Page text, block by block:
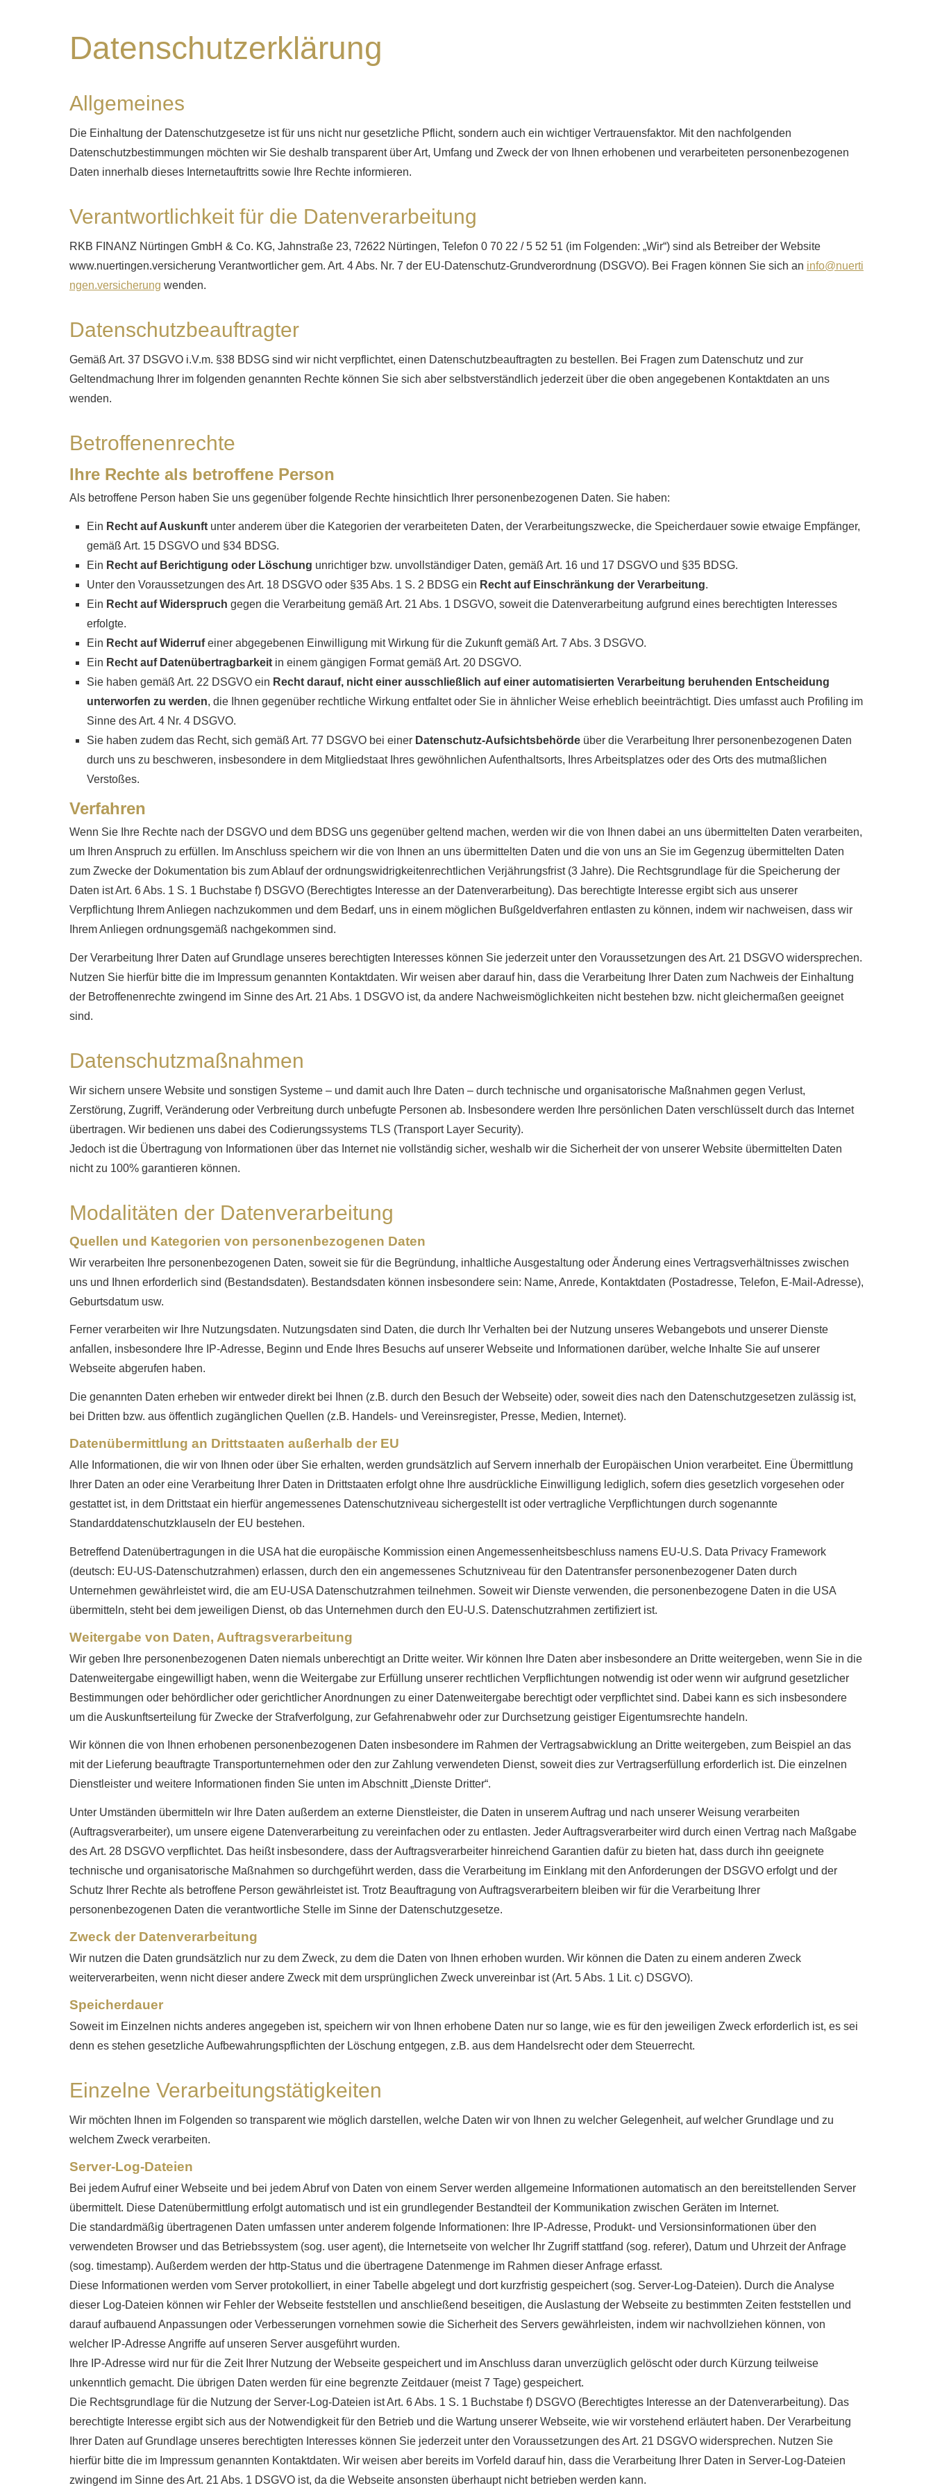
Datenschutzerklärung
Allgemeines
Die Einhaltung der Datenschutzgesetze ist für uns nicht nur gesetzliche Pflicht, sondern auch ein wichtiger Vertrauensfaktor. Mit den nachfolgenden
Datenschutzbestimmungen möchten wir Sie deshalb transparent über Art, Umfang und Zweck der von Ihnen erhobenen und verarbeiteten personenbezogenen
Daten innerhalb dieses Internetauftritts sowie Ihre Rechte informieren.
Verantwortlichkeit für die Datenverarbeitung
RKB FINANZ Nürtingen GmbH & Co. KG, Jahnstraße 23, 72622 Nürtingen, Telefon 0 70 22 / 5 52 51 (im Folgenden: „Wir“) sind als Betreiber der Website
www.nuertingen.versicherung Verantwortlicher gem. Art. 4 Abs. Nr. 7 der EU-Datenschutz-Grundverordnung (DSGVO). Bei Fragen können Sie sich an info@nuerti
ngen.versicherung wenden.
Datenschutzbeauftragter
Gemäß Art. 37 DSGVO i.V.m. §38 BDSG sind wir nicht verpflichtet, einen Datenschutzbeauftragten zu bestellen. Bei Fragen zum Datenschutz und zur
Geltendmachung Ihrer im folgenden genannten Rechte können Sie sich aber selbstverständlich jederzeit über die oben angegebenen Kontaktdaten an uns
wenden.
Betroffenenrechte
Ihre Rechte als betroffene Person
Als betroffene Person haben Sie uns gegenüber folgende Rechte hinsichtlich Ihrer personenbezogenen Daten. Sie haben:
Ein Recht auf Auskunft unter anderem über die Kategorien der verarbeiteten Daten, der Verarbeitungszwecke, die Speicherdauer sowie etwaige Empfänger,
gemäß Art. 15 DSGVO und §34 BDSG.
Ein Recht auf Berichtigung oder Löschung unrichtiger bzw. unvollständiger Daten, gemäß Art. 16 und 17 DSGVO und §35 BDSG.
Unter den Voraussetzungen des Art. 18 DSGVO oder §35 Abs. 1 S. 2 BDSG ein Recht auf Einschränkung der Verarbeitung.
Ein Recht auf Widerspruch gegen die Verarbeitung gemäß Art. 21 Abs. 1 DSGVO, soweit die Datenverarbeitung aufgrund eines berechtigten Interesses
erfolgte.
Ein Recht auf Widerrufeiner abgegebenen Einwilligung mit Wirkung für die Zukunft gemäß Art. 7 Abs. 3 DSGVO.
Ein Recht auf Datenübertragbarkeit in einem gängigen Format gemäß Art. 20 DSGVO.
Sie haben gemäß Art. 22 DSGVO ein Recht darauf, nicht einer ausschließlich auf einer automatisierten Verarbeitung beruhenden Entscheidung
unterworfen zu werden, die Ihnen gegenüber rechtliche Wirkung entfaltet oder Sie in ähnlicher Weise erheblich beeinträchtigt. Dies umfasst auch Profiling im
Sinne des Art. 4 Nr. 4 DSGVO.
Sie haben zudem das Recht, sich gemäß Art. 77 DSGVO bei einer Datenschutz-Aufsichtsbehörde über die Verarbeitung Ihrer personenbezogenen Daten
durch uns zu beschweren, insbesondere in dem Mitgliedstaat Ihres gewöhnlichen Aufenthaltsorts, Ihres Arbeitsplatzes oder des Orts des mutmaßlichen
Verstoßes.
Verfahren
Wenn Sie Ihre Rechte nach der DSGVO und dem BDSG uns gegenüber geltend machen, werden wir die von Ihnen dabei an uns übermittelten Daten verarbeiten,
um Ihren Anspruch zu erfüllen. Im Anschluss speichern wir die von Ihnen an uns übermittelten Daten und die von uns an Sie im Gegenzug übermittelten Daten
zum Zwecke der Dokumentation bis zum Ablauf der ordnungswidrigkeitenrechtlichen Verjährungsfrist (3 Jahre). Die Rechtsgrundlage für die Speicherung der
Daten ist Art. 6 Abs. 1 S. 1 Buchstabe f) DSGVO (Berechtigtes Interesse an der Datenverarbeitung). Das berechtigte Interesse ergibt sich aus unserer
Verpflichtung Ihrem Anliegen nachzukommen und dem Bedarf, uns in einem möglichen Bußgeldverfahren entlasten zu können, indem wir nachweisen, dass wir
Ihrem Anliegen ordnungsgemäß nachgekommen sind.
Der Verarbeitung Ihrer Daten auf Grundlage unseres berechtigten Interesses können Sie jederzeit unter den Voraussetzungen des Art. 21 DSGVO widersprechen.
Nutzen Sie hierfür bitte die im Impressum genannten Kontaktdaten. Wir weisen aber darauf hin, dass die Verarbeitung Ihrer Daten zum Nachweis der Einhaltung
der Betroffenenrechte zwingend im Sinne des Art. 21 Abs. 1 DSGVO ist, da andere Nachweismöglichkeiten nicht bestehen bzw. nicht gleichermaßen geeignet
sind.
Datenschutzmaßnahmen
Wir sichern unsere Website und sonstigen Systeme – und damit auch Ihre Daten – durch technische und organisatorische Maßnahmen gegen Verlust,
Zerstörung, Zugriff, Veränderung oder Verbreitung durch unbefugte Per­sonen ab. Insbesondere werden Ihre persönlichen Daten verschlüsselt durch das Internet
übertragen. Wir bedienen uns dabei des Codierungssystems TLS (Transport Layer Security).
Jedoch ist die Übertragung von Informationen über das Internet nie vollständig sicher, weshalb wir die Sicherheit der von unserer Website übermittelten Daten
nicht zu 100% garantieren können.
Modalitäten der Datenverarbeitung
Quellen und Kategorien von personenbezogenen Daten
Wir verarbeiten Ihre personenbezogenen Daten, soweit sie für die Begründung, inhaltliche Ausgestaltung oder Änderung eines Vertragsverhältnisses zwischen
uns und Ihnen erforderlich sind (Bestandsdaten). Bestandsdaten können insbesondere sein: Name, Anrede, Kontaktdaten (Postadresse, Telefon, E-Mail-Adresse),
Geburts­datum usw.
Ferner verarbeiten wir Ihre Nutzungsdaten. Nutzungsdaten sind Daten, die durch Ihr Verhalten bei der Nutzung unseres Webangebots und unserer Dienste
anfallen, insbesondere Ihre IP-Adresse, Beginn und Ende Ihres Besuchs auf unserer Webseite und Informationen darüber, welche Inhalte Sie auf unserer
Webseite abgerufen haben.
Die genannten Daten erheben wir entweder direkt bei Ihnen (z.B. durch den Besuch der Webseite) oder, soweit dies nach den Datenschutzgesetzen zulässig ist,
bei Dritten bzw. aus öffentlich zugänglichen Quellen (z.B. Handels- und Vereinsregister, Presse, Medien, Internet).
Datenübermittlung an Drittstaaten außerhalb der EU
Alle Informationen, die wir von Ihnen oder über Sie erhalten, werden grundsätzlich auf Servern innerhalb der Europäischen Union verarbeitet. Eine Übermittlung
Ihrer Daten an oder eine Verarbeitung Ihrer Daten in Drittstaaten erfolgt ohne Ihre ausdrückliche Einwilligung lediglich, sofern dies gesetzlich vorgesehen oder
gestattet ist, in dem Drittstaat ein hierfür angemessenes Datenschutzniveau sichergestellt ist oder vertragliche Verpflichtungen durch sogenannte
Standarddatenschutzklauseln der EU bestehen.
Betreffend Datenübertragungen in die USA hat die europäische Kommission einen Angemessenheitsbeschluss namens EU-U.S. Data Privacy Framework
(deutsch: EU-US-Datenschutzrahmen) erlassen, durch den ein angemessenes Schutzniveau für den Datentransfer personenbezogener Daten durch
Unternehmen gewährleistet wird, die am EU-USA Datenschutzrahmen teilnehmen. Soweit wir Dienste verwenden, die personenbezogene Daten in die USA
übermitteln, steht bei dem jeweiligen Dienst, ob das Unternehmen durch den EU-U.S. Datenschutzrahmen zertifiziert ist.
Weitergabe von Daten, Auftragsverarbeitung
Wir geben Ihre personenbezogenen Daten niemals unberechtigt an Dritte weiter. Wir können Ihre Daten aber insbesondere an Dritte weitergeben, wenn Sie in die
Datenweitergabe eingewilligt haben, wenn die Weitergabe zur Erfüllung unserer rechtlichen Verpflichtungen notwendig ist oder wenn wir aufgrund gesetzlicher
Bestimmungen oder behördlicher oder gerichtlicher Anordnungen zu einer Datenweitergabe berechtigt oder verpflichtet sind. Dabei kann es sich insbesondere
um die Auskunftserteilung für Zwecke der Strafverfolgung, zur Gefahrenabwehr oder zur Durchsetzung geistiger Eigentumsrechte handeln.
Wir können die von Ihnen erhobenen personenbezogenen Daten insbesondere im Rahmen der Vertragsabwicklung an Dritte weitergeben, zum Beispiel an das
mit der Lieferung beauftragte Transportunternehmen oder den zur Zahlung verwendeten Dienst, soweit dies zur Vertragserfüllung erforderlich ist. Die einzelnen
Dienstleister und weitere Informationen finden Sie unten im Abschnitt „Dienste Dritter“.
Unter Umständen übermitteln wir Ihre Daten außerdem an externe Dienstleister, die Daten in unserem Auftrag und nach unserer Weisung verarbeiten
(Auftragsverarbeiter), um unsere eigene Datenverarbeitung zu vereinfachen oder zu entlasten. Jeder Auftragsverarbeiter wird durch einen Vertrag nach Maßgabe
des Art. 28 DSGVO verpflichtet. Das heißt insbesondere, dass der Auftragsverarbeiter hinreichend Garantien dafür zu bieten hat, dass durch ihn geeignete
technische und organisatorische Maßnahmen so durchgeführt werden, dass die Verarbeitung im Einklang mit den Anforderungen der DSGVO erfolgt und der
Schutz Ihrer Rechte als betroffene Person gewährleistet ist. Trotz Beauftragung von Auftragsverarbeitern bleiben wir für die Verarbeitung Ihrer
personenbezogenen Daten die verantwortliche Stelle im Sinne der Datenschutzgesetze.
Zweck der Datenverarbeitung
Wir nutzen die Daten grundsätzlich nur zu dem Zweck, zu dem die Daten von Ihnen erhoben wurden. Wir können die Daten zu einem anderen Zweck
weiterverarbeiten, wenn nicht dieser andere Zweck mit dem ursprünglichen Zweck unvereinbar ist (Art. 5 Abs. 1 Lit. c) DSGVO).
Speicherdauer
Soweit im Einzelnen nichts anderes angegeben ist, speichern wir von Ihnen erhobene Daten nur so lange, wie es für den jeweiligen Zweck erforderlich ist, es sei
denn es stehen gesetzliche Aufbewahrungspflichten der Löschung entgegen, z.B. aus dem Handelsrecht oder dem Steuerrecht.
Einzelne Verarbeitungstätigkeiten
Wir möchten Ihnen im Folgenden so transparent wie möglich darstellen, welche Daten wir von Ihnen zu welcher Gelegenheit, auf welcher Grundlage und zu
welchem Zweck verarbeiten.
Server-Log-Dateien
Bei jedem Aufruf einer Webseite und bei jedem Abruf von Daten von einem Server werden allgemeine Informationen automatisch an den bereitstellenden Server
übermittelt. Diese Datenübermittlung erfolgt automatisch und ist ein grundlegender Bestandteil der Kommunikation zwischen Geräten im Internet.
Die standardmäßig übertragenen Daten umfassen unter anderem folgende Informationen: Ihre IP-Adresse, Produkt- und Versionsinformationen über den
verwendeten Browser und das Betriebssystem (sog. user agent), die Internetseite von welcher Ihr Zugriff stattfand (sog. referer), Datum und Uhrzeit der Anfrage
(sog. timestamp). Außerdem werden der http-Status und die übertragene Datenmenge im Rahmen dieser Anfrage erfasst.
Diese Informationen werden vom Server protokolliert, in einer Tabelle abgelegt und dort kurzfristig gespeichert (sog. Server-Log-Dateien). Durch die Analyse
dieser Log-Dateien können wir Fehler der Webseite feststellen und anschließend beseitigen, die Auslastung der Webseite zu bestimmten Zeiten feststellen und
darauf aufbauend Anpassungen oder Verbesserungen vornehmen sowie die Sicherheit des Servers gewährleisten, indem wir nachvollziehen können, von
welcher IP-Adresse Angriffe auf unseren Server ausgeführt wurden.
Ihre IP-Adresse wird nur für die Zeit Ihrer Nutzung der Webseite gespeichert und im Anschluss daran unverzüglich gelöscht oder durch Kürzung teilweise
unkenntlich gemacht. Die übrigen Daten werden für eine begrenzte Zeitdauer (meist 7 Tage) gespeichert.
Die Rechtsgrundlage für die Nutzung der Server-Log-Dateien ist Art. 6 Abs. 1 S. 1 Buchstabe f) DSGVO (Berechtigtes Interesse an der Datenverarbeitung). Das
berechtigte Interesse ergibt sich aus der Notwendigkeit für den Betrieb und die Wartung unserer Webseite, wie wir vorstehend erläutert haben. Der Verarbeitung
Ihrer Daten auf Grundlage unseres berechtigten Interesses können Sie jederzeit unter den Voraussetzungen des Art. 21 DSGVO widersprechen. Nutzen Sie
hierfür bitte die im Impressum genannten Kontaktdaten. Wir weisen aber bereits im Vorfeld darauf hin, dass die Verarbeitung Ihrer Daten in Server-Log-Dateien
zwingend im Sinne des Art. 21 Abs. 1 DSGVO ist, da die Webseite ansonsten überhaupt nicht betrieben werden kann.